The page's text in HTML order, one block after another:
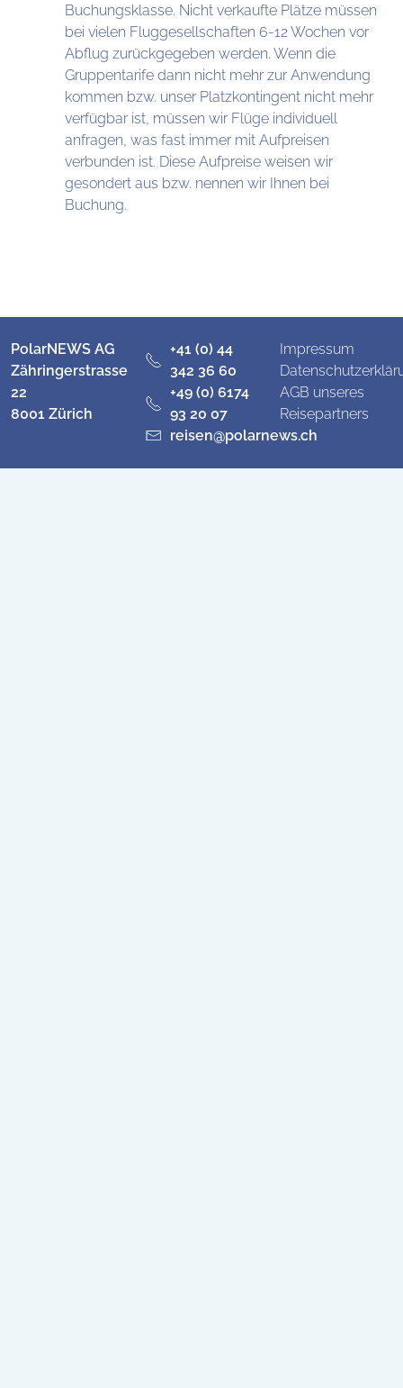
Buchungsklasse. Nicht verkaufte Plätze müssen
bei vielen Fluggesellschaften 6-12 Wochen vor
Abflug zurückgegeben werden. Wenn die
Gruppentarife dann nicht mehr zur Anwendung
kommen bzw. unser Platzkontingent nicht mehr
verfügbar ist, müssen wir Flüge individuell
anfragen, was fast immer mit Aufpreisen
verbunden ist. Diese Aufpreise weisen wir
gesondert aus bzw. nennen wir Ihnen bei
Buchung.
PolarNEWS AG
Zähringerstrasse
22
8001 Zürich
+41 (0) 44
342 36 60
+49 (0) 6174
93 20 07
reisen@polarnews.ch
Impressum
AGB unseres
Reisepartners